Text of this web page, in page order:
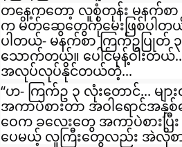
တနေ့ကတော့ လူစုံတုန်း မနက်စာ
က မိတ်ဆွေတွေကိုမေးဖြစ်ပါ
ပါတယ်- မနက်စာ ကြက်ဥပြုတ်
သောက်တယ်။ ပေါင်မုန့်ဝါးတယ်
အလုပ်လုပ်နိုင်တယ်တဲ့...
“ဟ- ကြက်ဥ ၃ လုံးတောင်... မျာ
အကာပဲစားတာ အဝါရောင်အနှ
ဝေက ခလေးတွေ အကာပဲစားပ
ပေမယ့် လူကြီးတွေလည်း အဲလို